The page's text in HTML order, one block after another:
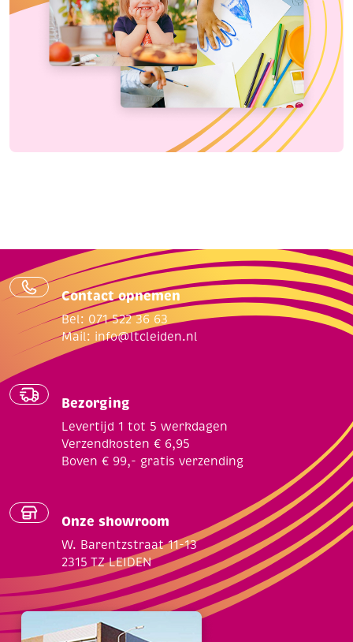
Contact opnemen
Bel: 071 522 36 63
Mail: info@ltcleiden.nl
Bezorging
Levertijd 1 tot 5 werkdagen
Verzendkosten € 6,95
Boven € 99,- gratis verzending
Onze showroom
W. Barentzstraat 11-13
2315 TZ LEIDEN